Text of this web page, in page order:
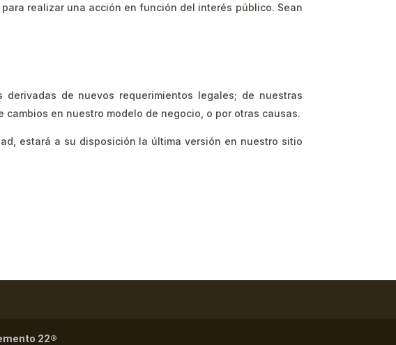
realizar una acción en función del interés público. Sean
de nuevos requerimientos legales; de nuestras
en nuestro modelo de negocio, o por otras causas.
estará a su disposición la última versión en nuestro sitio
22®